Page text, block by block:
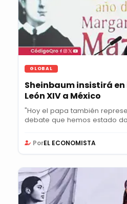
GLOBAL
Sheinbaum insistirá
León XIV a México
"Hoy el papa también
debate que hemos estado
PorEL ECONOMISTA